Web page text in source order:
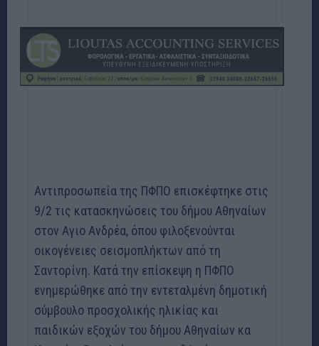
Aντιπροσωπεία της ΠΦΠΟ επισκέφτηκε στις
9/2 τις κατασκηνώσεις του δήμου Αθηναίων
στον Αγιο Ανδρέα, όπου φιλοξενούνται
οικογένειες σεισμοπλήκτων από τη
Σαντορίνη. Κατά την επίσκεψη η ΠΦΠΟ
ενημερώθηκε από την εντεταλμένη δημοτική
σύμβουλο προσχολικής ηλικίας και
παιδικών εξοχών του δήμου Αθηναίων κα